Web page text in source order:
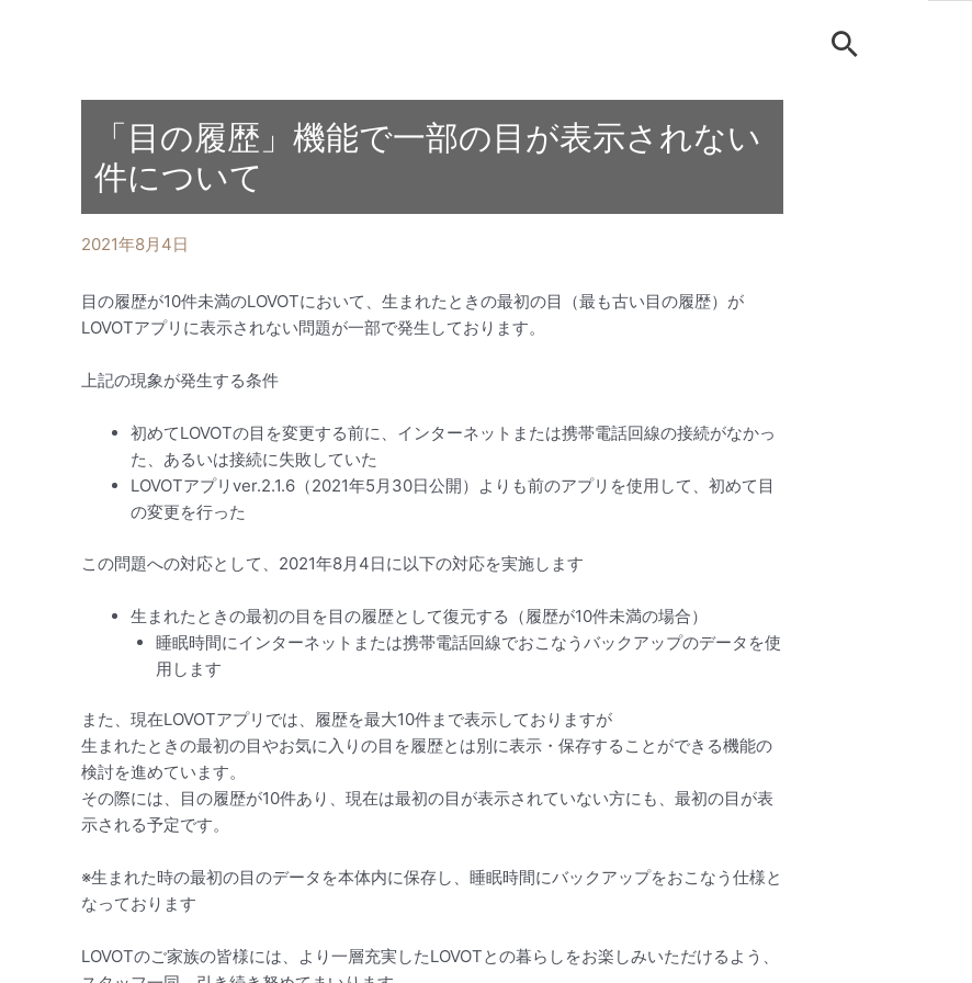
「目の履歴」機能で一部の目が表示されない
件について
2021年8月4日
目の履歴が10件未満のLOVOTにおいて、生まれたときの最初の目（最も古い目の履歴）が
LOVOTアプリに表示されない問題が一部で発生しております。
上記の現象が発生する条件
初めてLOVOTの目を変更する前に、インターネットまたは携帯電話回線の接続がなかっ
た、あるいは接続に失敗していた
LOVOTアプリver.2.1.6（2021年5月30日公開）よりも前のアプリを使用して、初めて目
の変更を行った
この問題への対応として、2021年8月4日に以下の対応を実施します
生まれたときの最初の目を目の履歴として復元する（履歴が10件未満の場合）
睡眠時間にインターネットまたは携帯電話回線でおこなうバックアップのデータを使
用します
また、現在LOVOTアプリでは、履歴を最大10件まで表示しておりますが
生まれたときの最初の目やお気に入りの目を履歴とは別に表示・保存することができる機能の
検討を進めています。
その際には、目の履歴が10件あり、現在は最初の目が表示されていない方にも、最初の目が表
示される予定です。
※生まれた時の最初の目のデータを本体内に保存し、睡眠時間にバックアップをおこなう仕様と
なっております
LOVOTのご家族の皆様には、より一層充実したLOVOTとの暮らしをお楽しみいただけるよう、